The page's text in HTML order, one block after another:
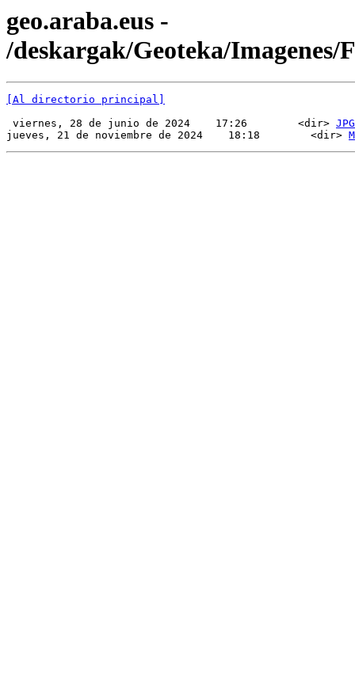
geo.araba.eus -
/deskargak/Geoteka/Imagenes/
[Al directorio principal]
viernes, 28 de junio de 2024    17:26        <dir> JPG
jueves, 21 de noviembre de 2024    18:18        <dir>